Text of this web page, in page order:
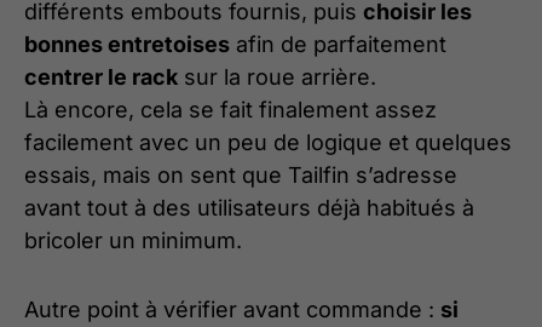
différents embouts fournis, puis choisir les
bonnes entretoises afin de parfaitement
centrer le rack sur la roue arrière.
Là encore, cela se fait finalement assez
facilement avec un peu de logique et quelques
essais, mais on sent que Tailfin s’adresse
avant tout à des utilisateurs déjà habitués à
bricoler un minimum.
Autre point à vérifier avant commande : si